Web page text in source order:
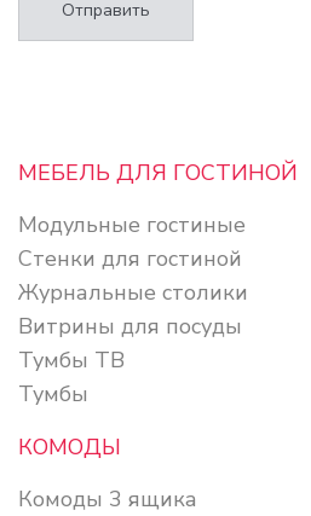
Отправить
МЕБЕЛЬ ДЛЯ ГОСТИНОЙ
Модульные гостиные
Стенки для гостиной
Журнальные столики
Витрины для посуды
Тумбы ТВ
Тумбы
КОМОДЫ
Комоды 3 ящика